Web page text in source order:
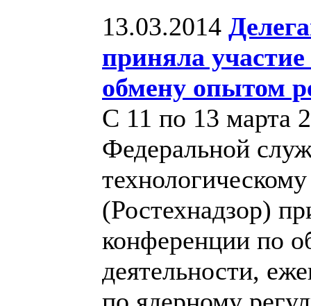
13.03.2014
приняла
обмену опытом
С 11 по 13 марта
Федеральной
(Ростехнадзор)
конференции по
деятельности,